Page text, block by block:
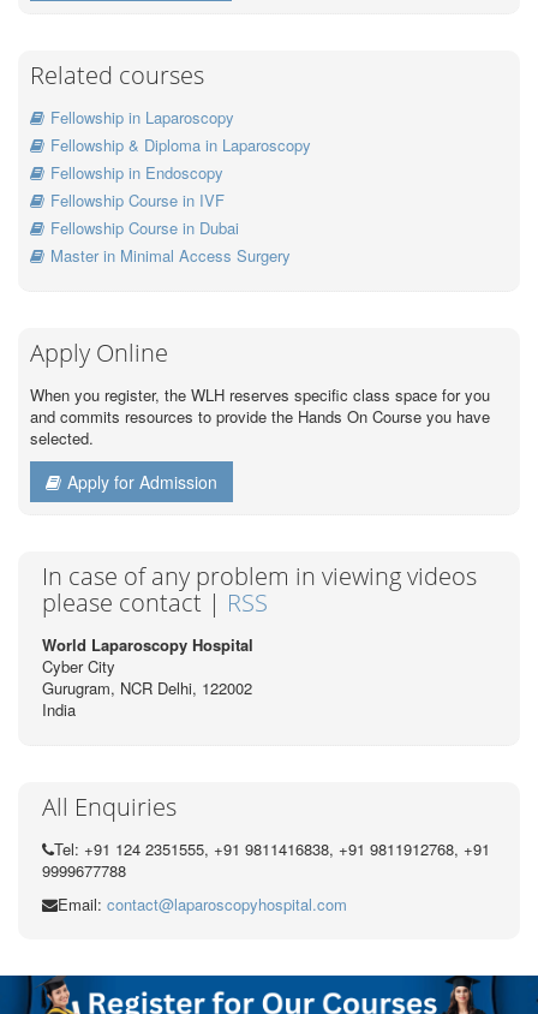
Related courses
Fellowship in Laparoscopy
Fellowship & Diploma in Laparoscopy
Fellowship in Endoscopy
Fellowship Course in IVF
Fellowship Course in Dubai
Master in Minimal Access Surgery
Apply Online
When you register, the WLH reserves specific class space for you
and commits resources to provide the Hands On Course you have
selected.
Apply for Admission
In case of any problem in viewing videos
please contact | RSS
World Laparoscopy Hospital
Cyber City
Gurugram, NCR Delhi, 122002
India
All Enquiries
Tel: +91 124 2351555, +91 9811416838, +91 9811912768, +91
9999677788
Email: contact@laparoscopyhospital.com